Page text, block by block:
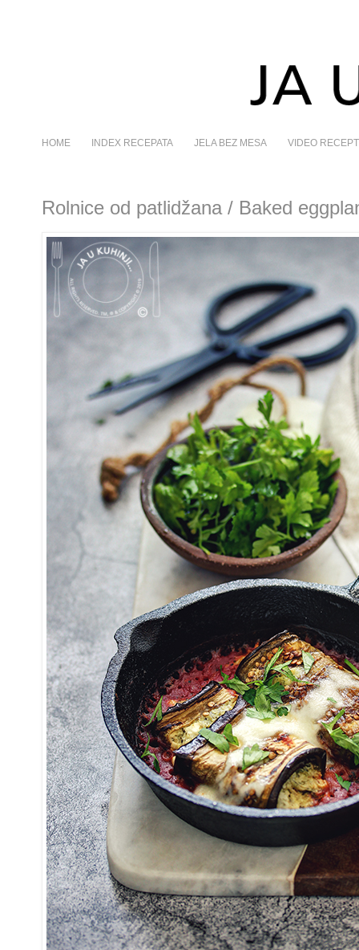
HOME INDEX RECEPATA JELA BEZ MESA VIDEO
Rolnice od patlidžana / Baked